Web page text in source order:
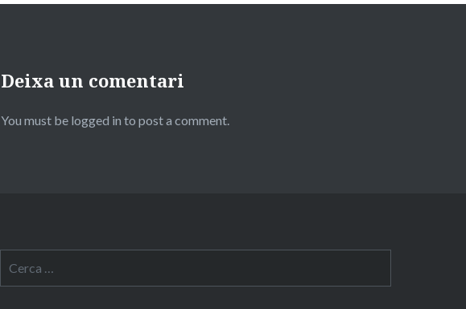
Deixa un comentari
You must be logged in to post a comment.